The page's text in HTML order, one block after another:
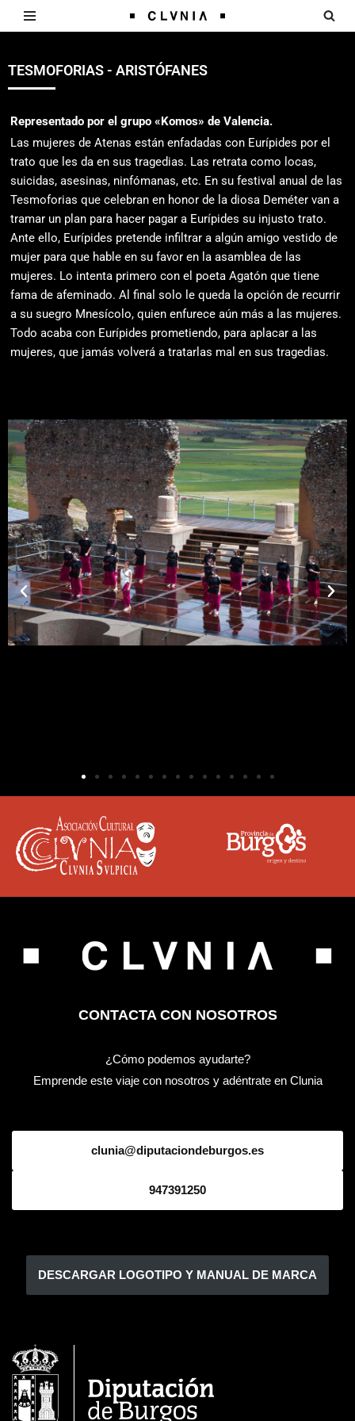
TESMOFORIAS - ARISTÓFANES
Representado por el grupo «Komos» de Valencia.
Las mujeres de Atenas están enfadadas con Eurípides por el
trato que les da en sus tragedias. Las retrata como locas,
suicidas, asesinas, ninfómanas, etc. En su festival anual de las
Tesmoforias que celebran en honor de la diosa Deméter van a
tramar un plan para hacer pagar a Eurípides su injusto trato.
Ante ello, Eurípides pretende infiltrar a algún amigo vestido de
mujer para que hable en su favor en la asamblea de las
mujeres. Lo intenta primero con el poeta Agatón que tiene
fama de afeminado. Al final solo le queda la opción de recurrir
a su suegro Mnesícolo, quien enfurece aún más a las mujeres.
Todo acaba con Eurípides prometiendo, para aplacar a las
mujeres, que jamás volverá a tratarlas mal en sus tragedias.
CONTACTA CON NOSOTROS
¿Cómo podemos ayudarte?
Emprende este viaje con nosotros y adéntrate en Clunia
clunia@diputaciondeburgos.es
947391250
DESCARGAR LOGOTIPO Y MANUAL DE MARCA